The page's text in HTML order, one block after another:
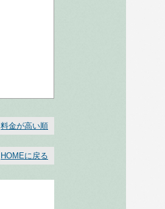
料金が高い順
HOMEに戻る